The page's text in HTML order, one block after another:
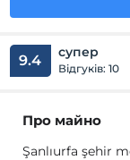
9.4 супер
Відгуків: 10
Про майно
Şanlıurfa şehir